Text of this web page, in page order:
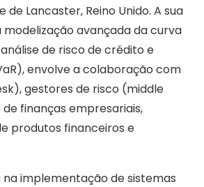
de Lancaster, Reino Unido. A sua
avançada da curva
de risco de crédito e
envolve a colaboração com
gestores de risco (middle
finanças empresariais,
produtos financeiros e
na implementação de sistemas